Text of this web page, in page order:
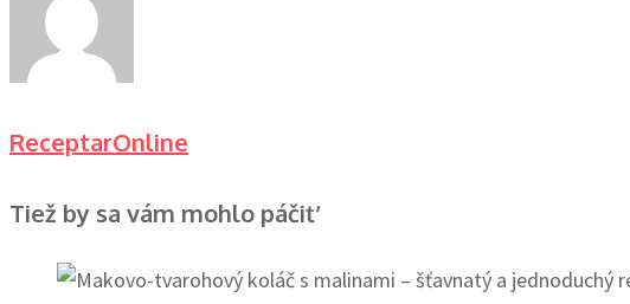
ReceptarOnline
Tiež by sa vám mohlo páčiť